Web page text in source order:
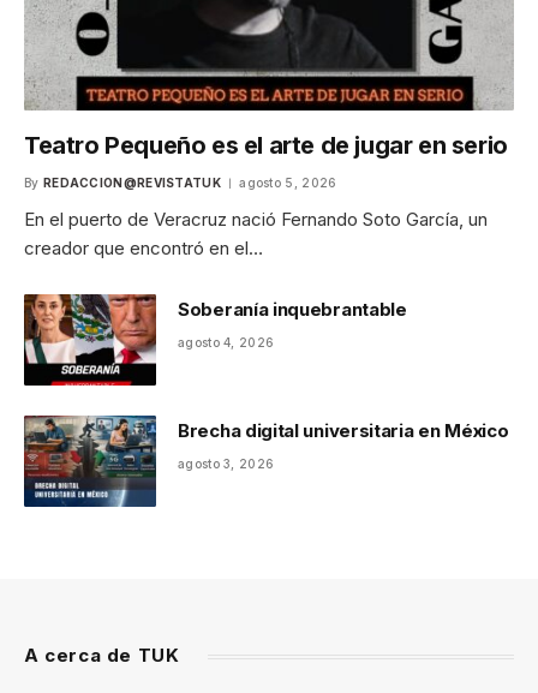
Teatro Pequeño es el arte de jugar en serio
By REDACCION@REVISTATUK agosto 5, 2026
En el puerto de Veracruz nació Fernando Soto García, un
creador que encontró en el…
Soberanía inquebrantable
agosto 4, 2026
Brecha digital universitaria en México
agosto 3, 2026
A cerca de TUK